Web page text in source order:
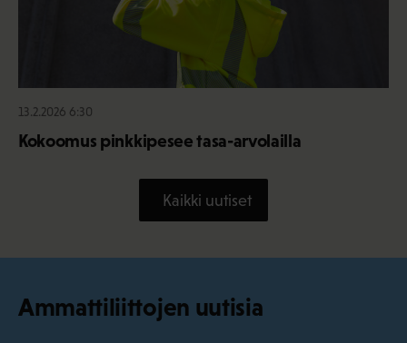
13.2.2026 6:30
Kokoomus pinkkipesee tasa-arvolailla
Kaikki uutiset
Ammattiliittojen uutisia